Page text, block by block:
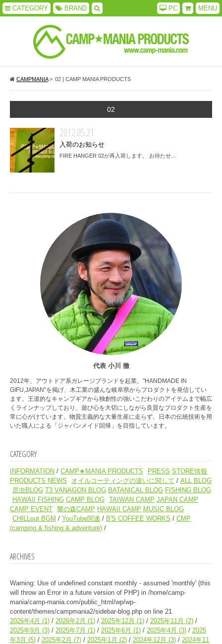
CATEGORY BRAND MENU
PC
CAMPMANIA> 02 | CAMP MANIA PRODUCTS
02
2012.05.21
入荷のお知らせ
FIRE HANGER 02が再入荷します。 お待たせ...
代表 小川 徹
2012年、アウトドア系ガレージブランドを起業。"HANDMADE IN
GIFU,JAPAN"を掲げ、木工業の盛んな岐阜県からプロダクトを発信してい
ます。王道的なキャンプギアから独創性の強いこだわりのアイテムまで幅広
くラインナップしており、遊び心を大切にしながら良質なプロダクト生産を
常に心がけています。物質主義的な大量生産に走らず、日本の伝統技術を用
いた職人による「ジャパンメイド回帰」を目指しています。
CATEGORY
INFORMATION CAMP★MANIA PRODUCTS PRESS STORE情報
PRODUCTS NEWS
オイルコーティングの違いに関して
ALL BLOG
昆虫BLOG T3 VANAGON BLOG BATANICAL BLOG FISHING BLOG
HAWAII FISHING CAMP BLOG TAIWAN CAMP JAPAN CAMP
CAMP EVENT 響の森CAMP HAWAII CAMP MUSIC BLOG
CHILLout BGM
YouTube関連 B'S COFFEE WORKS
CMP
(camping & fishing & adventure)
ARCHIVES
Warning: Use of undefined constant monthly - assumed 'monthly' (this
will throw an Error in a future version of PHP) in /home/camp-
mania/camp-mania.com/public_html/wp/wp-
content/themes/campmania2/sidebar-blog.php on line 21
2026年4月 (1) 2026年2月 (1) 2025年12月 (1) 2025年11月 (2)
2025年9月 (3) 2025年7月 (1) 2025年6月 (1) 2025年4月 (3)
2025
年3月 (5) 2025年2月 (7) 2025年1月 (2) 2024年12月 (3)
2024年11